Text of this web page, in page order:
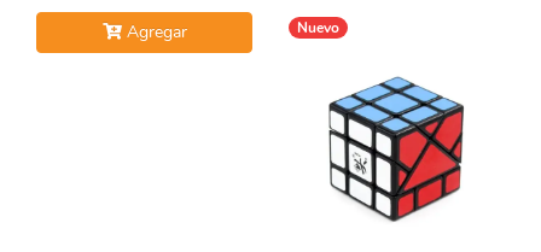
Agregar Nuevo